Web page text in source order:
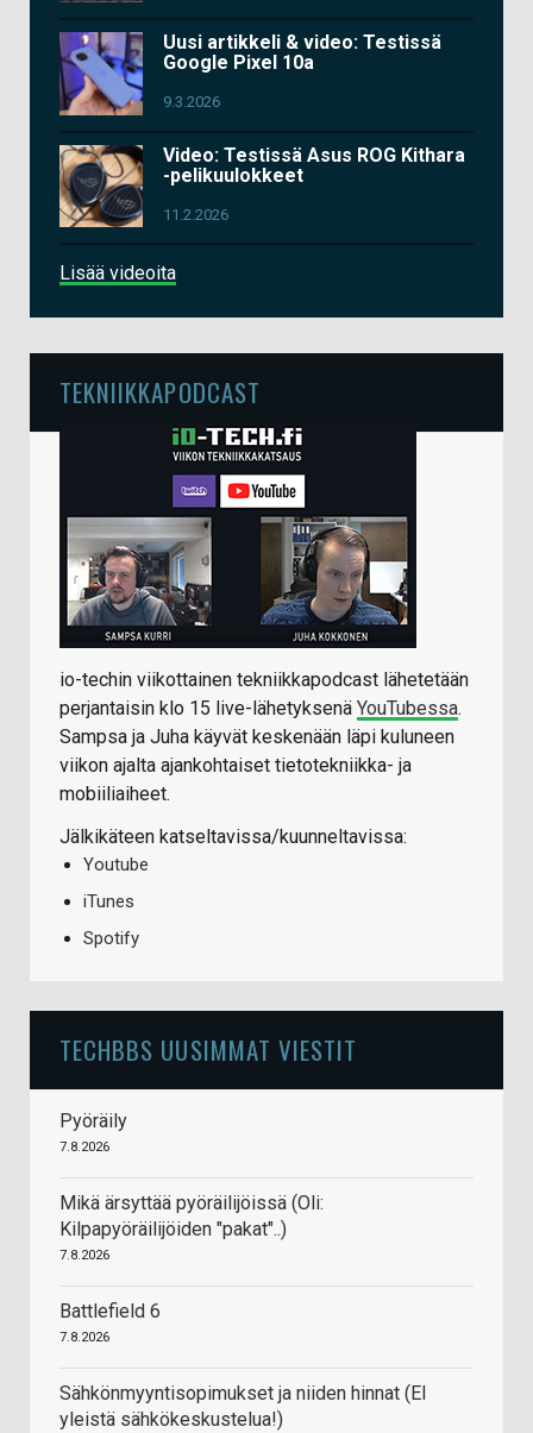
Uusi artikkeli & video: Testissä
Google Pixel 10a
9.3.2026
Video: Testissä Asus ROG Kithara
-pelikuulokkeet
11.2.2026
Lisää videoita
TEKNIIKKAPODCAST
io-techin viikottainen tekniikkapodcast lähetetään
perjantaisin klo 15 live-lähetyksenä YouTubessa.
Sampsa ja Juha käyvät keskenään läpi kuluneen
viikon ajalta ajankohtaiset tietotekniikka- ja
mobiiliaiheet.
Jälkikäteen katseltavissa/kuunneltavissa:
Youtube
iTunes
Spotify
TECHBBS UUSIMMAT VIESTIT
Pyöräily
7.8.2026
Mikä ärsyttää pyöräilijöissä (Oli:
Kilpapyöräilijöiden "pakat"..)
7.8.2026
Battlefield 6
7.8.2026
Sähkönmyyntisopimukset ja niiden hinnat (EI
yleistä sähkökeskustelua!)